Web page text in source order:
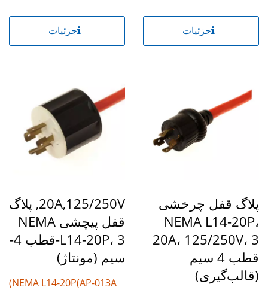
جزئیات جزئیات
پلاگ قفل چرخشی
NEMA L14-20P،
20A، 125/250V، 3
قطب 4 سیم
(قالب‌گیری)
20A,125/250V, پلاگ
قفل پیچشی NEMA
L14-20P، 3-قطب 4-
سیم (مونتاژ)
NEMA L14-20P(AP-013A)